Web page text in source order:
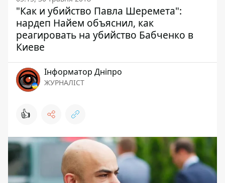
"Как и убийство Павла Шеремета":
нардеп Найем объяснил, как
реагировать на убийство Бабченко в
Киеве
Інформатор Дніпро
ЖУРНАЛІСТ
👍